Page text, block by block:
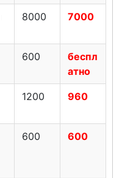
8000 7000
600
беспл
атно
1200 960
600 600